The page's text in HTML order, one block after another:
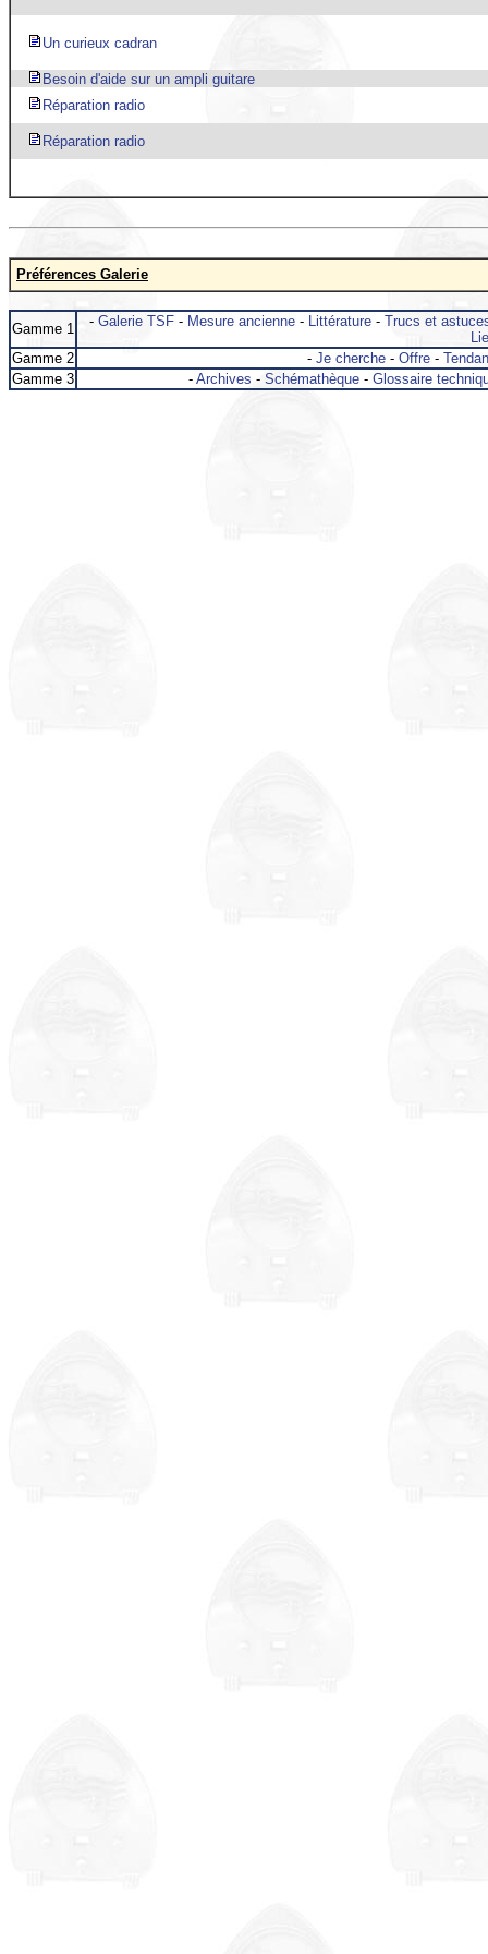
Un curieux cadran
Besoin d'aide sur un ampli guitare
Réparation radio
Réparation radio
Préférences Galerie
Gamme 1 - Galerie TSF- Mesure ancienne- Littérature- Trucs et
Gamme 2
- Je cherche- Offre-
Gamme 3
- Archives - Schémathèque- Glossaire